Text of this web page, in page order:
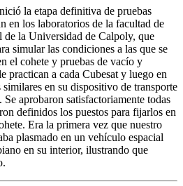
la etapa definitiva de pruebas
en los laboratorios de la facultad de
de la Universidad de Calpoly, que
simular las condiciones a las que se
el cohete y pruebas de vacío y
practican a cada Cubesat y luego en
en su dispositivo de transporte
Se aprobaron satisfactoriamente todas
definidos los puestos para fijarlos en
Era la primera vez que nuestro
plasmado en un vehículo espacial
en su interior, ilustrando que